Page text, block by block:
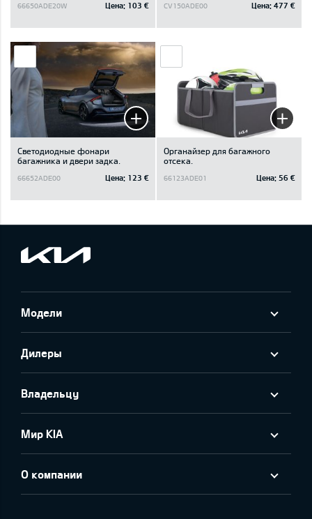
66650ADE20W Цена: 103 € CV150ADE00 Цена: 477 €
Светодиодные фонари
багажника и двери задка.
66652ADE00 Цена: 123 €
Oрганайзер для багажного
отсека.
66123ADE01 Цена: 56 €
Модели
Дилеры
Владельцу
Мир KIA
О компании